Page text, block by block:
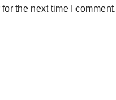
the next time I comment.